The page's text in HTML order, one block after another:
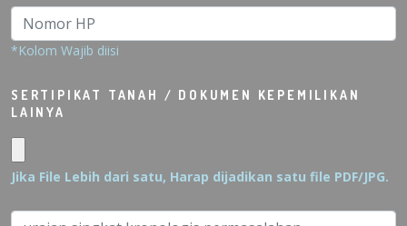
*Kolom Wajib diisi
SERTIPIKAT TANAH / DOKUMEN KEPEMILIKAN
LAINYA
Jika File Lebih dari satu, Harap dijadikan satu file PDF/JPG.